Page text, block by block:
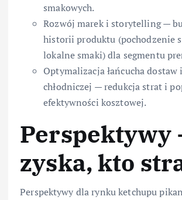
smakowych.
Rozwój marek i storytelling —
historii produktu (pochodzenie
lokalne smaki) dla segmentu
Optymalizacja łańcucha
chłodniczej — redukcja strat i
efektywności kosztowej.
Perspektywy
zyska, kto
Perspektywy dla rynku ketchupu